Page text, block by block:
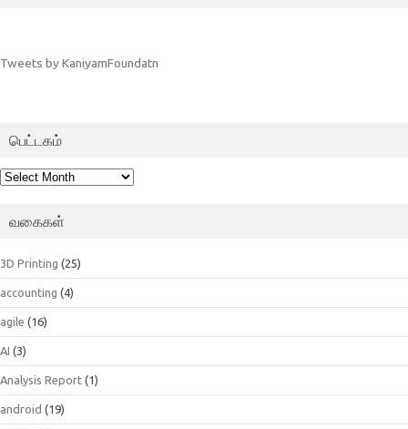
Tweets by KaniyamFoundatn
பெட்டகம்
பெட்டகம்
வகைகள்
3D Printing (25)
accounting (4)
agile (16)
AI (3)
Analysis Report (1)
android (19)